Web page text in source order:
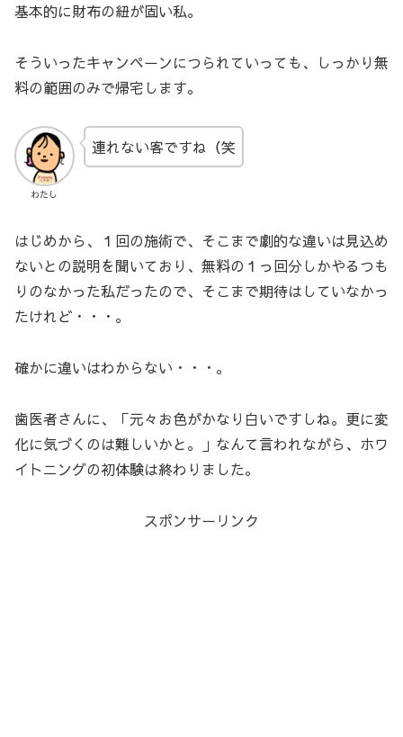
基本的に財布の紐が固い私。
そういったキャンペーンにつられていっても、しっかり無
料の範囲のみで帰宅します。
わたし
連れない客ですね（笑
はじめから、１回の施術で、そこまで劇的な違いは見込め
ないとの説明を聞いており、無料の１っ回分しかやるつも
りのなかった私だったので、そこまで期待はしていなかっ
たけれど・・・。
確かに違いはわからない・・・。
歯医者さんに、「元々お色がかなり白いですしね。更に変
化に気づくのは難しいかと。」なんて言われながら、ホワ
イトニングの初体験は終わりました。
スポンサーリンク